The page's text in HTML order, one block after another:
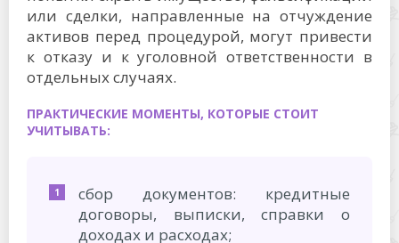
или сделки, направленные на отчуждение
активов перед процедурой, могут привести
к отказу и к уголовной ответственности в
отдельных случаях.
ПРАКТИЧЕСКИЕ МОМЕНТЫ, КОТОРЫЕ СТОИТ
УЧИТЫВАТЬ:
сбор документов: кредитные
договоры, выписки, справки о
доходах и расходах;